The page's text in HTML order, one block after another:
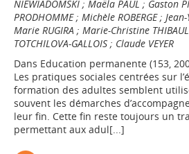
NIEWIADOMSKI ; Maëla PAUL ; Gaston
PRODHOMME; Michèle ROBERGE;
Marie RUGIRA ; Marie-Christine
TOTCHILOVA-GALLOIS ; Claude VEYER
Dans Education permanente (153,
Les pratiques sociales centrées sur
formation des adultes semblent
souvent les démarches
leur fin. Cette fin reste toujours un
permettant aux adul[...]